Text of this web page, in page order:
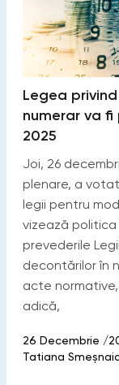
Legea
numerar va fi
2025
Joi, 26
plenare, a
legii pentru
vizează politica
prevederile
decontărilor în
acte normative,
adică,
26 Decembrie /
Tatiana